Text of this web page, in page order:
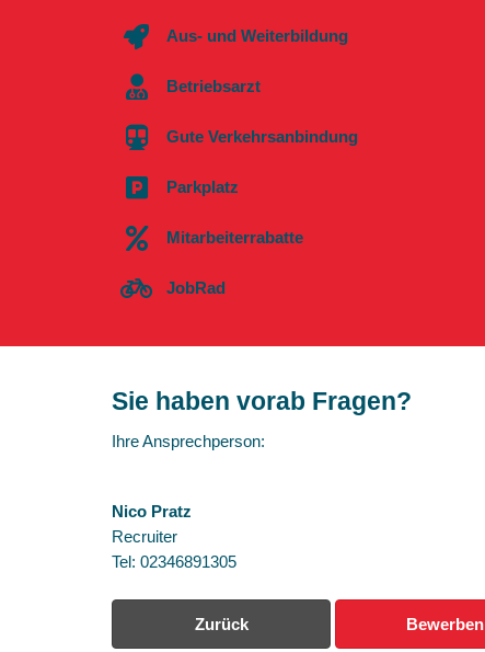
Aus- und Weiterbildung
Betriebsarzt
Gute Verkehrsanbindung
Parkplatz
Mitarbeiterrabatte
JobRad
Sie haben vorab Fragen?
Ihre Ansprechperson:
Nico Pratz
Recruiter
Tel: 02346891305
Zurück Bewerben